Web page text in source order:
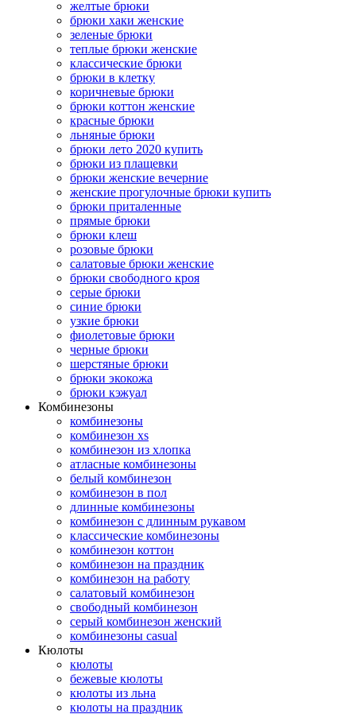
желтые брюки
брюки хаки женские
зеленые брюки
теплые брюки женские
классические брюки
брюки в клетку
коричневые брюки
брюки коттон женские
красные брюки
льняные брюки
брюки лето 2020 купить
брюки из плащевки
брюки женские вечерние
женские прогулочные брюки купить
брюки приталенные
прямые брюки
брюки клеш
розовые брюки
салатовые брюки женские
брюки свободного кроя
серые брюки
синие брюки
узкие брюки
фиолетовые брюки
черные брюки
шерстяные брюки
брюки экокожа
брюки кэжуал
Комбинезоны
комбинезоны
комбинезон xs
комбинезон из хлопка
атласные комбинезоны
белый комбинезон
комбинезон в пол
длинные комбинезоны
комбинезон с длинным рукавом
классические комбинезоны
комбинезон коттон
комбинезон на праздник
комбинезон на работу
салатовый комбинезон
свободный комбинезон
серый комбинезон женский
комбинезоны casual
Кюлоты
кюлоты
бежевые кюлоты
кюлоты из льна
кюлоты на праздник